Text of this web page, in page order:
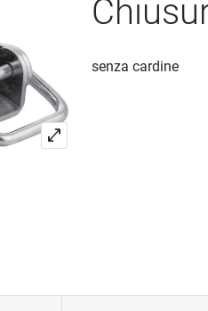
senza cardine